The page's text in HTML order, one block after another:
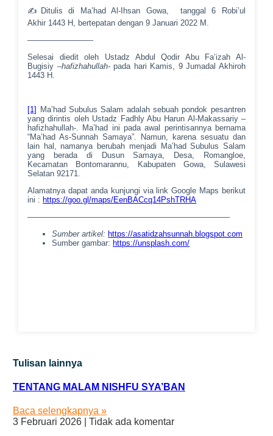
✍Ditulis di Ma’had Al-Ihsan Gowa, tanggal 6 Robi’ul
Akhir 1443 H, bertepatan dengan 9 Januari 2022 M.
————————-
Selesai diedit oleh Ustadz Abdul Qodir Abu Fa’izah Al-
Bugisiy –hafizhahullah-pada hari Kamis, 9 Jumadal Akhiroh
1443 H.
[1]
Ma’had Subulus Salam adalah sebuah pondok pesantren
yang dirintis oleh Ustadz Fadhly Abu Harun Al-Makassariy –
hafizhahullah-. Ma’had ini pada awal perintisannya bernama
“Ma’had As-Sunnah Samaya”. Namun, karena sesuatu dan
lain hal, namanya berubah menjadi Ma’had Subulus Salam
yang berada di Dusun Samaya, Desa, Romangloe,
Kecamatan Bontomarannu, Kabupaten Gowa, Sulawesi
Selatan 92171.
Alamatnya dapat anda kunjungi via link Google Maps berikut
ini : https://goo.gl/maps/EenBACcq14PshTRHA
—————————————————————————–
Sumber artikel: https://asatidzahsunnah.blogspot.com
Sumber gambar: https://unsplash.com/
Tulisan lainnya
TENTANG MALAM NISHFU SYA’BAN
Baca selengkapnya »
3 Februari 2026
Tidak ada komentar